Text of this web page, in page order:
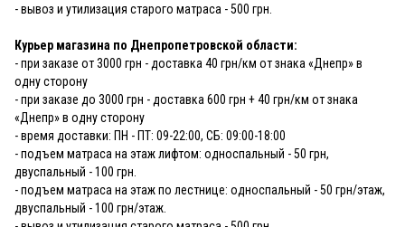
- вывоз и утилизация старого матраса - 500 грн.
Курьер магазина по Днепропетровской области:
- при заказе от 3000 грн - доставка 40 грн/км от знака «Днепр» в
одну сторону
- при заказе до 3000 грн - доставка 600 грн + 40 грн/км от знака
«Днепр» в одну сторону
- время доставки: ПН - ПТ: 09-22:00, СБ: 09:00-18:00
- подъем матраса на этаж лифтом: односпальный - 50 грн,
двуспальный - 100 грн.
- подъем матраса на этаж по лестнице: односпальный - 50 грн/этаж,
двуспальный - 100 грн/этаж.